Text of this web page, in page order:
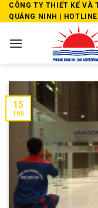
Skip
to
CÔNG TY THIẾT KẾ VÀ
QUẢNG NINH |
15
Th5